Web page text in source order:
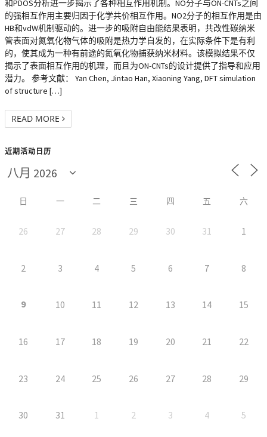
和PDOS分析进一步揭示了各种相互作用机制。NO分子与ON-CNTs之间
的强相互作用主要归因于化学共价相互作用。NO2分子的相互作用是由
HB和vdW机制驱动的。进一步的吸附自由能结果表明，共改性碳纳米
管表面对氮氧化物气体的吸附是热力学自发的，在实际条件下是有利
的，使其成为一种有前途的氮氧化物捕获纳米材料。该模拟结果不仅
揭示了表面相互作用的机理，而且为ON-CNTs的设计提供了指导和应用
潜力。 参考文献： Yan Chen, Jintao Han, Xiaoning Yang, DFT simulation
of structure […]
READ MORE
近期活动日历
日 一 二 三 四 五 六
26 27 28 29 30 31 1
2 3 4 5 6 7 8
9 10 11 12 13 14 15
16 17 18 19 20 21 22
23 24 25 26 27 28 29
30 31 1 2 3 4 5